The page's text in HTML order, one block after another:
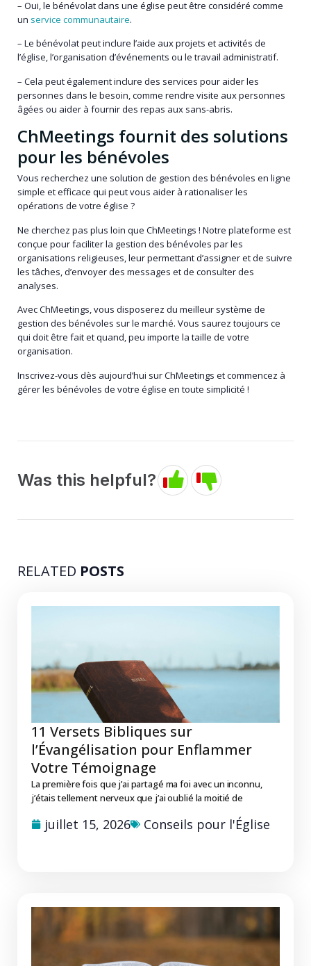
– Oui, le bénévolat dans une église peut être considéré comme
un service communautaire.
– Le bénévolat peut inclure l’aide aux projets et activités de
l’église, l’organisation d’événements ou le travail administratif.
– Cela peut également inclure des services pour aider les
personnes dans le besoin, comme rendre visite aux personnes
âgées ou aider à fournir des repas aux sans-abris.
ChMeetings fournit des solutions
pour les bénévoles
Vous recherchez une solution de gestion des bénévoles en ligne
simple et efficace qui peut vous aider à rationaliser les
opérations de votre église ?
Ne cherchez pas plus loin que ChMeetings ! Notre plateforme est
conçue pour faciliter la gestion des bénévoles par les
organisations religieuses, leur permettant d’assigner et de suivre
les tâches, d’envoyer des messages et de consulter des
analyses.
Avec ChMeetings, vous disposerez du meilleur système de
gestion des bénévoles sur le marché. Vous saurez toujours ce
qui doit être fait et quand, peu importe la taille de votre
organisation.
Inscrivez-vous dès aujourd’hui sur ChMeetings et commencez à
gérer les bénévoles de votre église en toute simplicité !
Was this helpful?
RELATED POSTS
11 Versets Bibliques sur
l’Évangélisation pour Enflammer
Votre Témoignage
La première fois que j’ai partagé ma foi avec un inconnu,
j’étais tellement nerveux que j’ai oublié la moitié de
juillet 15, 2026 Conseils pour l'Église